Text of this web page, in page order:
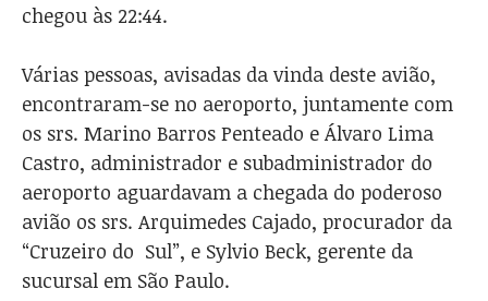
chegou às 22:44.
Várias pessoas, avisadas da vinda deste avião,
encontraram-se no aeroporto, juntamente com
os srs. Marino Barros Penteado e Álvaro Lima
Castro, administrador e subadministrador do
aeroporto aguardavam a chegada do poderoso
avião os srs. Arquimedes Cajado, procurador da
“Cruzeiro do Sul”, e Sylvio Beck, gerente da
sucursal em São Paulo.